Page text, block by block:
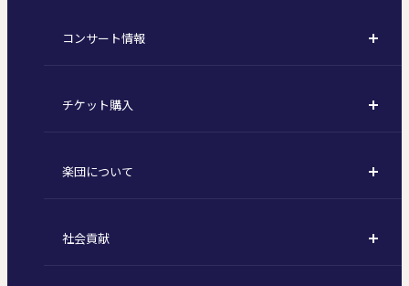
コンサート情報
定期演奏会
東京オペラシティシリーズ
特別演奏会など
チケット購入
定期会員券 / セット券
1回券
楽団について
東京交響楽団とは
社会貢献